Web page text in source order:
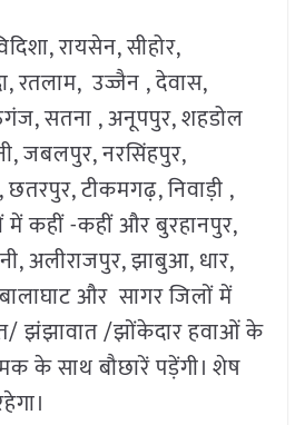
रायसेन, सीहोर,
रतलाम, उज्जैन , देवास,
सतना , अनूपपुर, शहडोल
जबलपुर, नरसिंहपुर,
छतरपुर, टीकमगढ़, निवाड़ी ,
में कहीं -कहीं और बुरहानपुर,
अलीराजपुर, झाबुआ, धार,
और सागर जिलों में
झंझावात /झोंकेदार हवाओं के
के साथ बौछारें पड़ेंगी। शेष